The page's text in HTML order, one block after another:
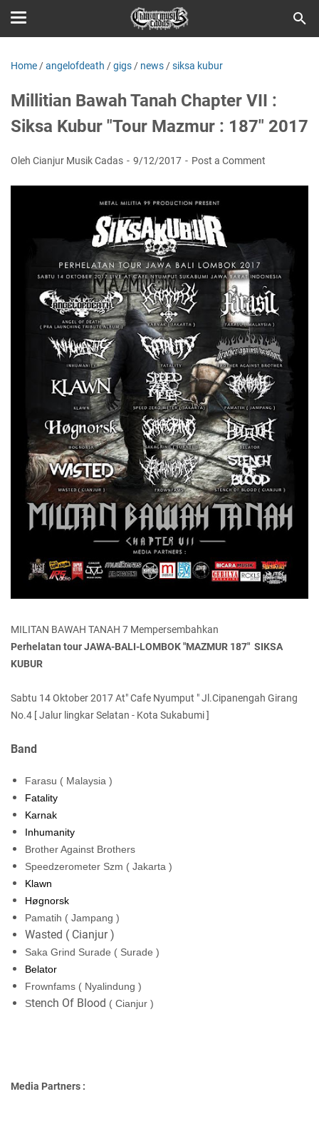
Home /angelofdeath /gigs / news /siksa kubur
Millitian Bawah Tanah Chapter VII :
Siksa Kubur "Tour Mazmur : 187" 2017
Oleh Cianjur Musik Cadas 9/12/2017 Post a Comment
MILITAN BAWAH TANAH 7 Mempersembahkan
Perhelatan tour JAWA-BALI-LOMBOK "MAZMUR 187" SIKSA
KUBUR
Sabtu 14 Oktober 2017 At" Cafe Nyumput "Jl.Cipanengah Girang
No.4 [Jalur lingkar Selatan - Kota Sukabumi ]
Band
Farasu ( Malaysia )
Fatality
Karnak
Inhumanity
Brother Against Brothers
Speedzerometer Szm ( Jakarta )
Klawn
Høgnorsk
Pamatih ( Jampang )
Wasted ( Cianjur )
Saka Grind Surade ( Surade )
Belator
Frownfams ( Nyalindung )
Stench Of Blood ( Cianjur )
Media Partners :